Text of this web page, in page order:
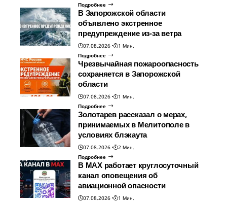
Подробнее
В Запорожской области
объявлено экстренное
предупреждение из-за ветра
07.08.2026
1 Мин.
Подробнее
Чрезвычайная пожароопасность
сохраняется в Запорожской
области
07.08.2026
1 Мин.
Подробнее
Золотарев рассказал о мерах,
принимаемых в Мелитополе в
условиях блэкаута
07.08.2026
2 Мин.
Подробнее
В МАХ работает круглосуточный
канал оповещения об
авиационной опасности
07.08.2026
1 Мин.